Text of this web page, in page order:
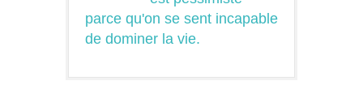
parce qu'on se sent incapable
de dominer la vie.